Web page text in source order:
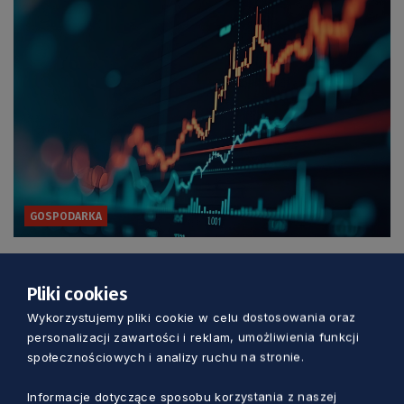
GOSPODARKA
Gdańsku powstanie biuro globalnej firmy
Aleksander Olszak
Pliki cookies
Wykorzystujemy pliki cookie w celu dostosowania oraz
personalizacji zawartości i reklam, umożliwienia funkcji
społecznościowych i analizy ruchu na stronie.
Informacje dotyczące sposobu korzystania z naszej